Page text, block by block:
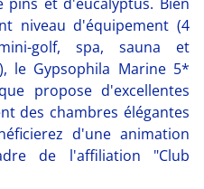
niveau d'équipement (4
golf, spa, sauna et
le Gypsophila Marine 5*
propose d'excellentes
des chambres élégantes
d'une animation
de l'affiliation "Club